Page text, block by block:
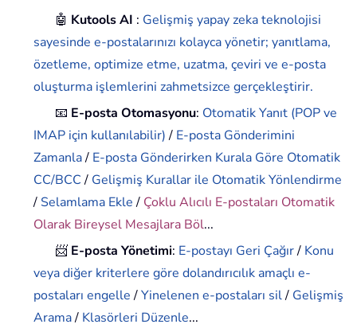
🤖 Kutools AI : Gelişmiş yapay zeka teknolojisi
sayesinde e-postalarınızı kolayca yönetir; yanıtlama,
özetleme, optimize etme, uzatma, çeviri ve e-posta
oluşturma işlemlerini zahmetsizce gerçekleştirir.
📧 E-posta Otomasyonu: Otomatik Yanıt (POP ve
IMAP için kullanılabilir)/ E-posta Gönderimini
Zamanla/ E-posta Gönderirken Kurala Göre Otomatik
CC/BCC/ Gelişmiş Kurallar ile Otomatik Yönlendirme
/ Selamlama Ekle/ Çoklu Alıcılı E-postaları Otomatik
Olarak Bireysel Mesajlara Böl...
📨 E-posta Yönetimi: E-postayı Geri Çağır/ Konu
veya diğer kriterlere göre dolandırıcılık amaçlı e-
postaları engelle/Yinelenen e-postaları sil/ Gelişmiş
Arama/ Klasörleri Düzenle...